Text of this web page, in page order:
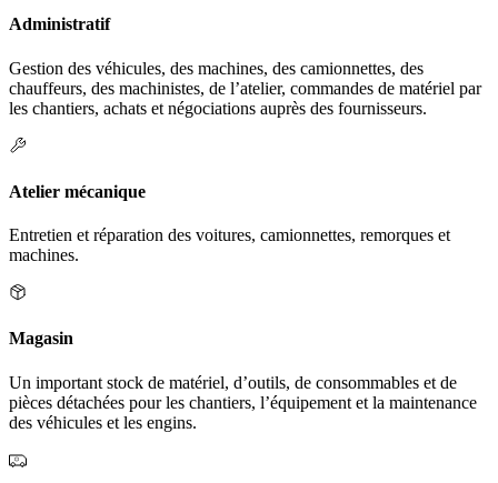
Administratif
Gestion des véhicules, des machines, des camionnettes, des
chauffeurs, des machinistes, de l’atelier, commandes de matériel par
les chantiers, achats et négociations auprès des fournisseurs.
Atelier mécanique
Entretien et réparation des voitures, camionnettes, remorques et
machines.
Magasin
Un important stock de matériel, d’outils, de consommables et de
pièces détachées pour les chantiers, l’équipement et la maintenance
des véhicules et les engins.